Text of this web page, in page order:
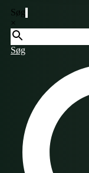
Søg
×
Søg